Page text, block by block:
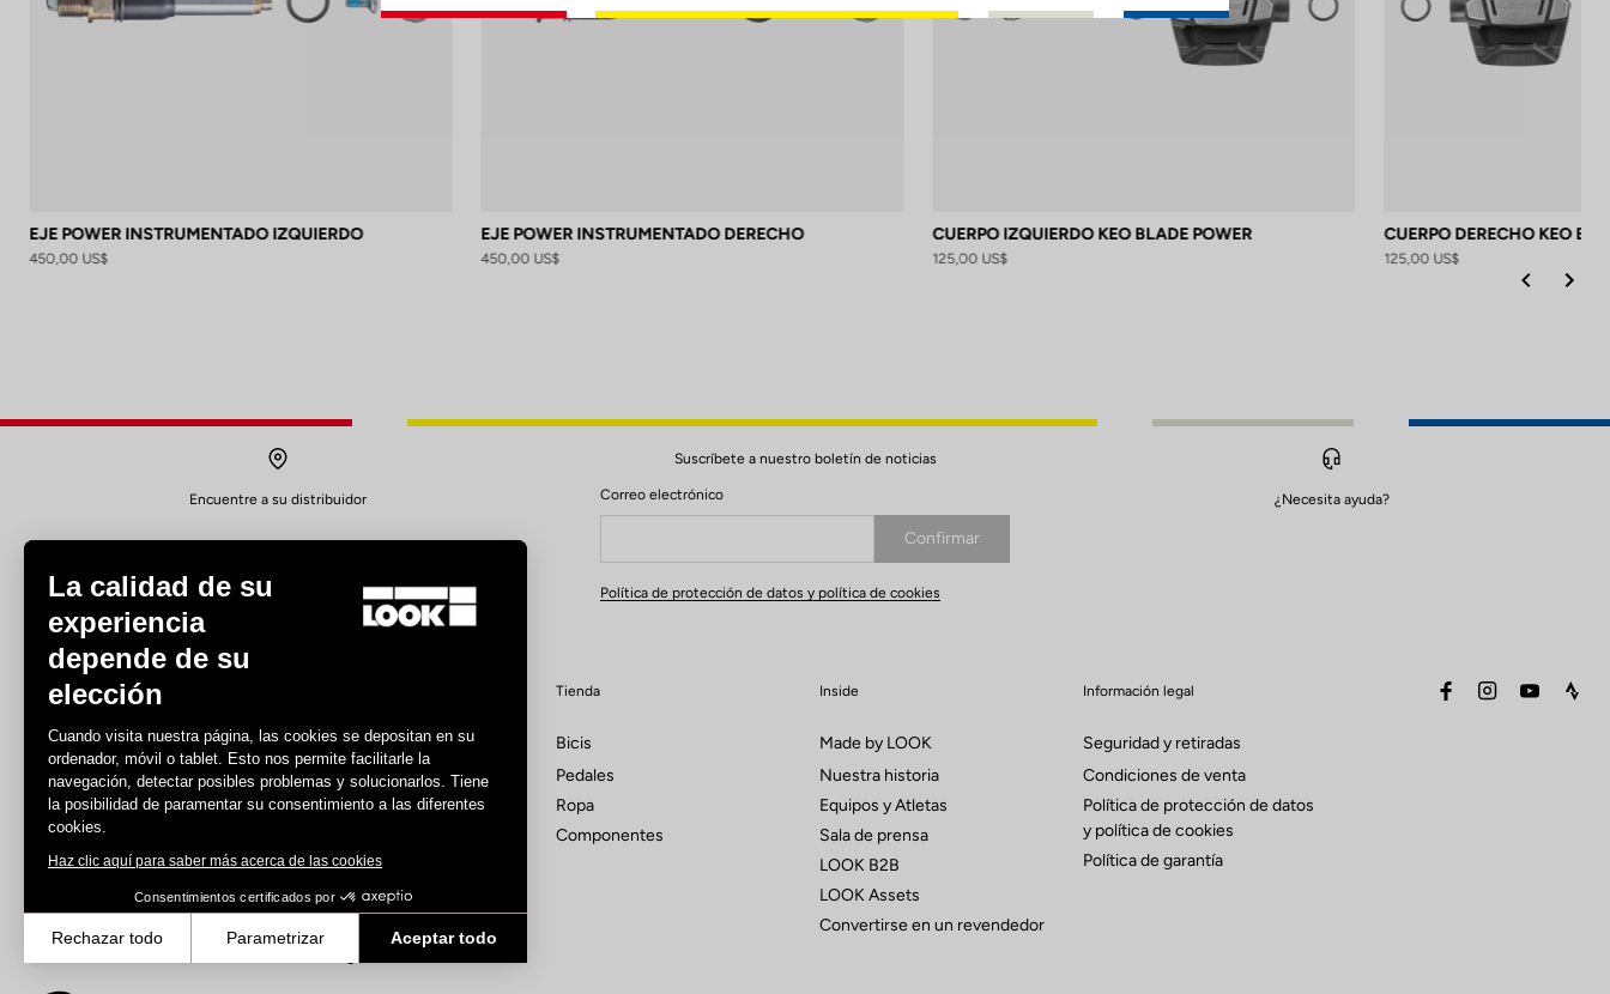
EJE POWER INSTRUMENTADO IZQUIERDO
450,00 US$
EJE POWER INSTRUMENTADO DERECHO
450,00 US$
CUERPO IZQUIERDO KEO BLADE POWER
125,00 US$
CUERPO DERECHO KEO
125,00 US$
Encuentre a su distribuidor
Suscríbete a nuestro boletín de noticias
Correo electrónico
Confirmar
Su correo electrónico ha sido registrado
Política de protección de datos y política de cookies
¿Necesita ayuda?
Carretera
Pista
Triatlón
E-bike
MTB
Tienda
Bicis
Pedales
Ropa
Componentes
Inside
Made by LOOK
Nuestra historia
Equipos y Atletas
Sala de prensa
LOOK B2B
LOOK Assets
Convertirse en un revendedor
Información legal
Seguridad y retiradas
Condiciones de venta
Política de protección de datos
y política de cookies
Política de garantía
facebookinstagramyoutube
La calidad de su
experiencia
depende de su
elección
Cuando visita nuestra página, las cookies se depositan en su
ordenador, móvil o tablet. Esto nos permite facilitarle la
navegación, detectar posibles problemas y solucionarlos. Tiene
la posibilidad de paramentar su consentimiento a las diferentes
cookies.
Haz clic aquí para saber más acerca de las cookies
Consentimientos certificados por
Rechazar todo Parametrizar
Aceptar todo